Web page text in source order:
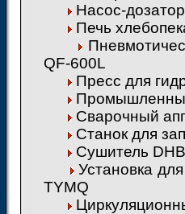
Насос-
Печь
QF-600L
Пресс для
Сварочный
Станок для
Сушитель
Установка
TYMQ